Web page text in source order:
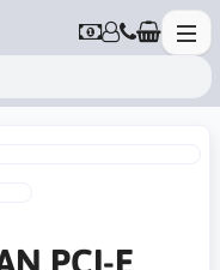
PCI-E